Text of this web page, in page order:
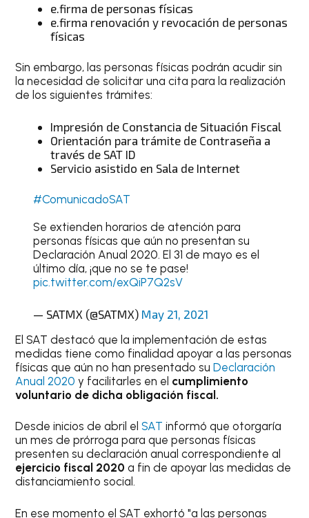
e.firma de personas físicas
e.firma renovación y revocación de personas
físicas
Sin embargo, las personas físicas podrán acudir sin
la necesidad de solicitar una cita para la realización
de los siguientes trámites:
Impresión de Constancia de Situación Fiscal
Orientación para trámite de Contraseña a
través de SAT ID
Servicio asistido en Sala de Internet
#ComunicadoSAT
Se extienden horarios de atención para
personas físicas que aún no presentan su
Declaración Anual 2020. El 31 de mayo es el
último día, ¡que no se te pase!
pic.twitter.com/exQiP7Q2sV
— SATMX (@SATMX) May 21, 2021
El SAT destacó que la implementación de estas
medidas tiene como finalidad apoyar a las personas
físicas que aún no han presentado suDeclaración
Anual 2020 y facilitarles en el cumplimiento
voluntario de dicha obligación fiscal.
Desde inicios de abril elSAT informó que otorgaría
un mes de prórroga para que personas físicas
presenten su declaración anual correspondiente al
ejercicio fiscal 2020 a fin de apoyar las medidas de
distanciamiento social.
En ese momento el SAT exhortó "a las personas